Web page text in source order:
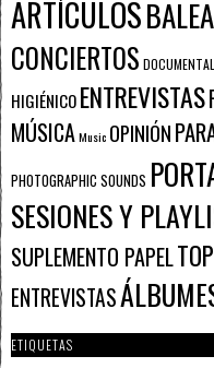
ARTÍCULOS
CONCIERTOS
HIGIÉNICOENTREVISTAS
MÚSICAMusic OPINIÓN
PHOTOGRAPHIC SOUNDS
SESIONES Y
SUPLEMENTO PAPEL
ENTREVISTAS
ETIQUETAS